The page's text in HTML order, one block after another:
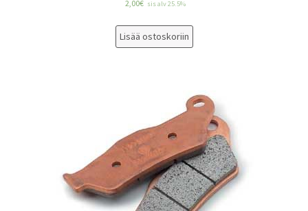
2,00€ sis alv 25.5%
Lisää ostoskoriin